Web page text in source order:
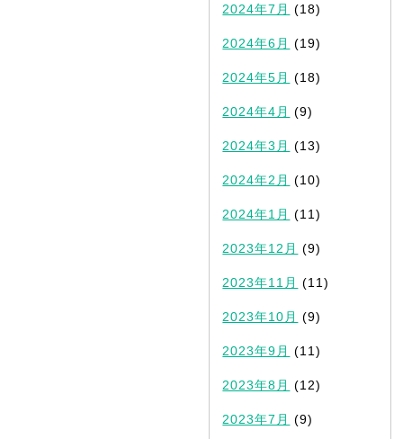
2024年7月 (18)
2024年6月 (19)
2024年5月 (18)
2024年4月 (9)
2024年3月 (13)
2024年2月 (10)
2024年1月 (11)
2023年12月 (9)
2023年11月 (11)
2023年10月 (9)
2023年9月 (11)
2023年8月 (12)
2023年7月 (9)